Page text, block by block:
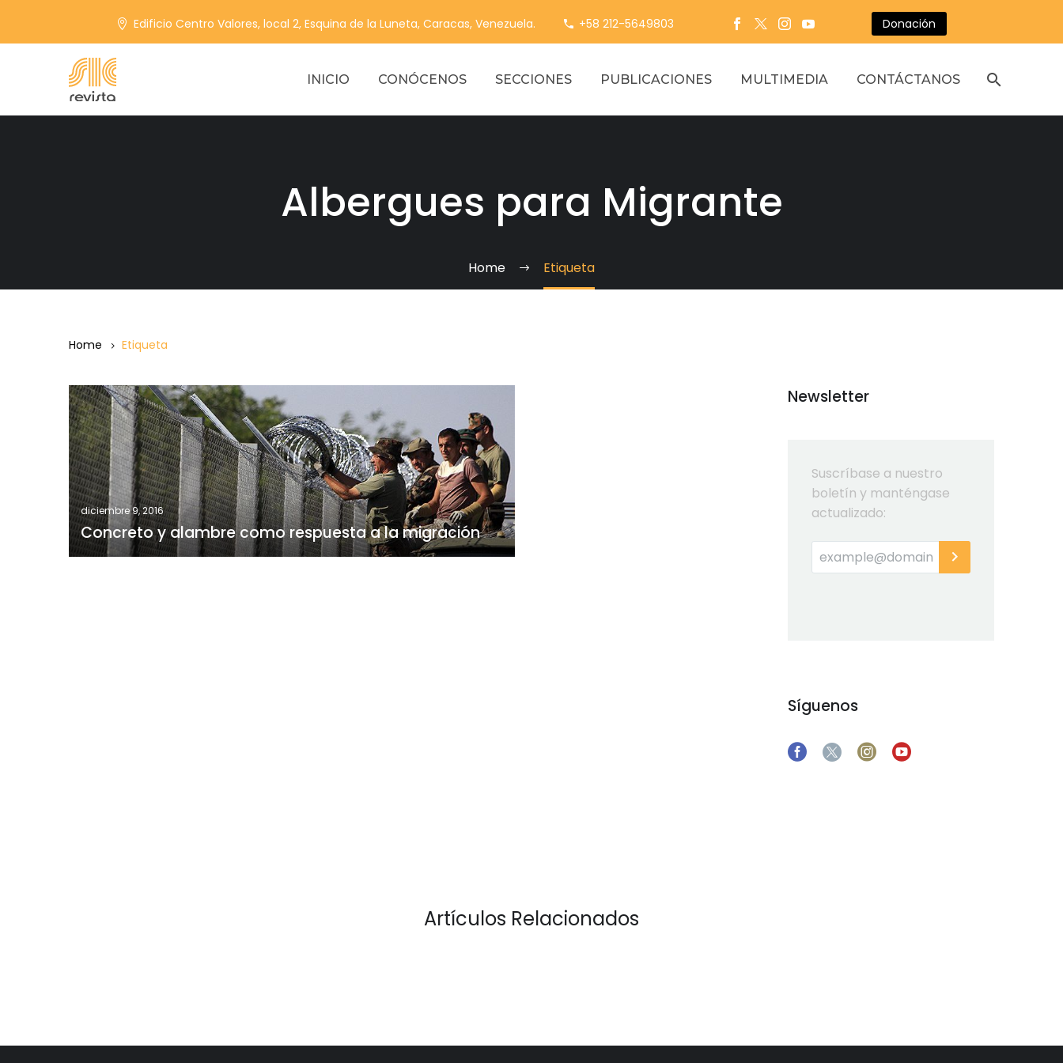
Edificio Centro Valores, local 2, Esquina de la Luneta, Caracas, Venezuela. +58 212-5649803 Donación
INICIO CONÓCENOS SECCIONES PUBLICACIONES MULTIMEDIA CONTÁCTANOS
Albergues para Migrante
Home Etiqueta
Home Etiqueta
Concreto
y
alambre
como
respuesta
a
la
migración
diciembre 9, 2016
Concreto y alambre como respuesta a la migración
Newsletter
Suscríbase a nuestro
boletín y manténgase
actualizado:
Síguenos
Artículos Relacionados